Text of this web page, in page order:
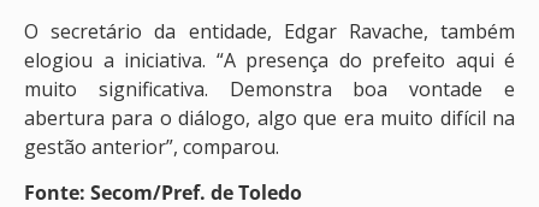
O secretário da entidade, Edgar Ravache, também
elogiou a iniciativa. “A presença do prefeito aqui é
muito significativa. Demonstra boa vontade e
abertura para o diálogo, algo que era muito difícil na
gestão anterior”, comparou.
Fonte: Secom/Pref. de Toledo